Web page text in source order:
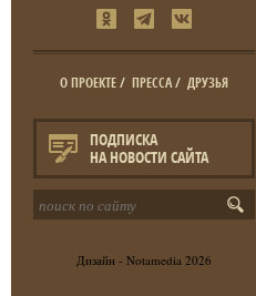
О ПРОЕКТЕ/ ПРЕССА/ ДРУЗЬЯ
ПОДПИСКА
НА НОВОСТИ САЙТА
Дизайн - Notamedia 2026